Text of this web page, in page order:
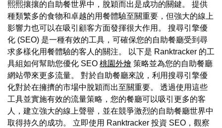
熙熙攘攘的自助餐世界中，脫穎而出是成功的關鍵。 提供
種類繁多的食物和卓越的用餐體驗至關重要，但強大的線上
影響力也可以在吸引顧客方面發揮很大作用。 搜尋引擎優
化 (SEO) 是一種有效的工具，可確保您的自助餐廳受到尋
求多樣化用餐體驗的客人的關注。 以下是 Ranktracker 的工
具組如何幫助您優化 SEO 桃園外燴 策略並為您的自助餐廳
網站帶來更多流量。 對於自助餐廳來說，利用搜尋引擎優
化對於在擁擠的市場中脫穎而出至關重要。 透過使用這些
工具並實施有效的流量策略，您的餐廳可以吸引更多的客
人，建立強大的線上聲譽，並在競爭激烈的自助餐廳世界中
取得持久的成功。 立即使用 Ranktracker 投資 SEO，觀察